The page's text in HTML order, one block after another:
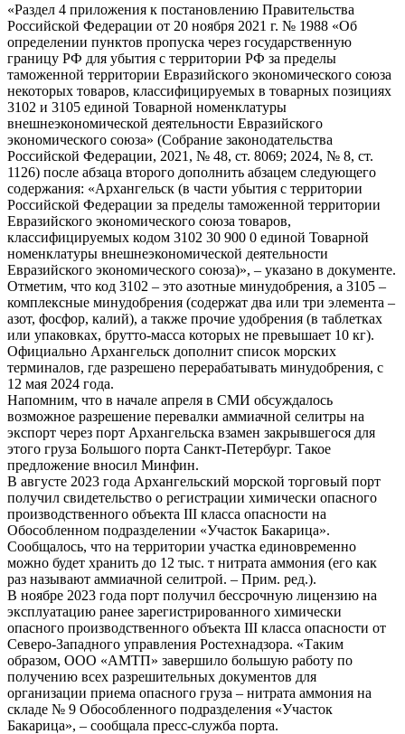
«Раздел 4 приложения к постановлению Правительства
Российской Федерации от 20 ноября 2021 г. № 1988 «Об
определении пунктов пропуска через государственную
границу РФ для убытия с территории РФ за пределы
таможенной территории Евразийского экономического союза
некоторых товаров, классифицируемых в товарных позициях
3102 и 3105 единой Товарной номенклатуры
внешнеэкономической деятельности Евразийского
экономического союза» (Собрание законодательства
Российской Федерации, 2021, № 48, ст. 8069; 2024, № 8, ст.
1126) после абзаца второго дополнить абзацем следующего
содержания: «Архангельск (в части убытия с территории
Российской Федерации за пределы таможенной территории
Евразийского экономического союза товаров,
классифицируемых кодом 3102 30 900 0 единой Товарной
номенклатуры внешнеэкономической деятельности
Евразийского экономического союза)», – указано в документе.
Отметим, что код 3102 – это азотные минудобрения, а 3105 –
комплексные минудобрения (содержат два или три элемента –
азот, фосфор, калий), а также прочие удобрения (в таблетках
или упаковках, брутто-масса которых не превышает 10 кг).
Официально Архангельск дополнит список морских
терминалов, где разрешено перерабатывать минудобрения, с
12 мая 2024 года.
Напомним, что в начале апреля в СМИ обсуждалось
возможное разрешение перевалки аммиачной селитры на
экспорт через порт Архангельска взамен закрывшегося для
этого груза Большого порта Санкт-Петербург. Такое
предложение вносил Минфин.
В августе 2023 года Архангельский морской торговый порт
получил свидетельство о регистрации химически опасного
производственного объекта III класса опасности на
Обособленном подразделении «Участок Бакарица».
Сообщалось, что на территории участка единовременно
можно будет хранить до 12 тыс. т нитрата аммония (его как
раз называют аммиачной селитрой. – Прим. ред.).
В ноябре 2023 года порт получил бессрочную лицензию на
эксплуатацию ранее зарегистрированного химически
опасного производственного объекта III класса опасности от
Северо-Западного управления Ростехнадзора. «Таким
образом, ООО «АМТП» завершило большую работу по
получению всех разрешительных документов для
организации приема опасного груза – нитрата аммония на
складе № 9 Обособленного подразделения «Участок
Бакарица», – сообщала пресс-служба порта.